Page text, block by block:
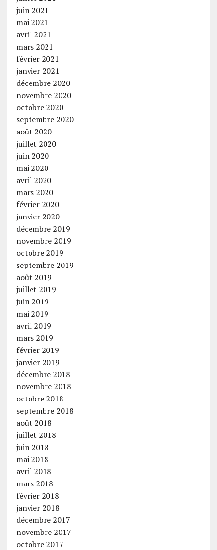
juin 2021
mai 2021
avril 2021
mars 2021
février 2021
janvier 2021
décembre 2020
novembre 2020
octobre 2020
septembre 2020
août 2020
juillet 2020
juin 2020
mai 2020
avril 2020
mars 2020
février 2020
janvier 2020
décembre 2019
novembre 2019
octobre 2019
septembre 2019
août 2019
juillet 2019
juin 2019
mai 2019
avril 2019
mars 2019
février 2019
janvier 2019
décembre 2018
novembre 2018
octobre 2018
septembre 2018
août 2018
juillet 2018
juin 2018
mai 2018
avril 2018
mars 2018
février 2018
janvier 2018
décembre 2017
novembre 2017
octobre 2017